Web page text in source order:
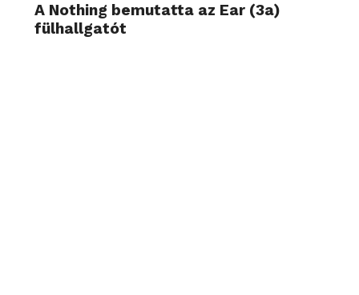
A Nothing bemutatta az Ear (3a)
fülhallgatót